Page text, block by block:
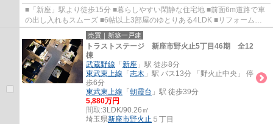
■「新座」駅より徒歩15分 ■暮らしやすい閑静な住宅地 ■前面6m道路で車
の出し入れもスムーズ ■6帖以上3部屋のゆとりある4LDK ■リフォーム完
了済のためすぐに新生活が始められます
売買｜新築一戸建
トラストステージ 新座市野火止5丁目46期 全12
棟
武蔵野線 「 新座 」駅 徒歩8分
東武東上線 「 志木 」駅 バス13分 「野火止中央」 停
歩6分
東武東上線 「 朝霞台 」駅 徒歩39分
5,880万円
間取:3LDK/90.26㎡
埼玉県新座市野火止 ５丁目